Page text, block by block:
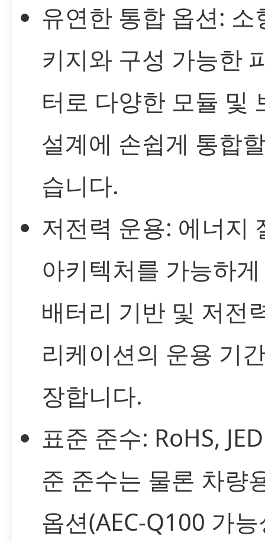
유연한 통합 옵션: 소
키지와 구성 가능한
터로 다양한 모듈 및
설계에 손쉽게 통합
습니다.
저전력 운용: 에너지
아키텍처를 가능하
배터리 기반 및 저전
리케이션의 운용 기
장합니다.
표준 준수: RoHS,
준 준수는 물론 차량
옵션(AEC-Q100 가